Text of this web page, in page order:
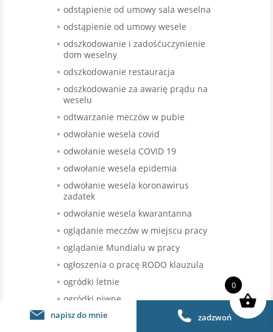
odstąpienie od umowy sala weselna
odstąpienie od umowy wesele
odszkodowanie i zadośćuczynienie
dom weselny
odszkodowanie restauracja
odszkodowanie za awarię prądu na
weselu
odtwarzanie meczów w pubie
odwołanie wesela covid
odwołanie wesela COVID 19
odwołanie wesela epidemia
odwołanie wesela koronawirus
zadatek
odwołanie wesela kwarantanna
oglądanie meczów w miejscu pracy
oglądanie Mundialu w pracy
ogłoszenia o pracę RODO klauzula
ogródki letnie
ogródki piwne
ogródki restauracyjne
napisz do mnie zadzwoń
0